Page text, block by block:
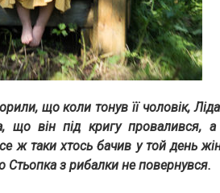
що коли тонув її чоловік,
що він під кригу провалився,
ж таки хтось бачив у той день
Стьопка з рибалки не повернувся.